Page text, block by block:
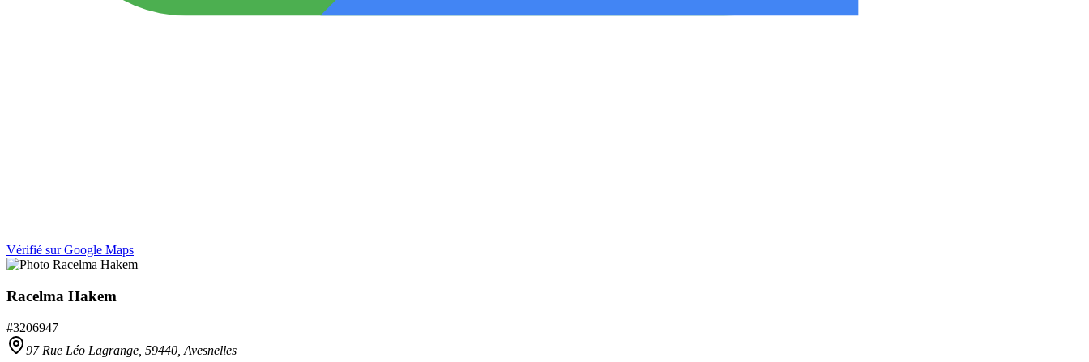
Vérifié sur Google Maps
Racelma Hakem
#3206947
97 Rue Léo Lagrange, 59440 Avesnelles